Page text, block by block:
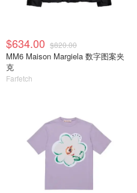
$634.00 $820.00
MM6 Maison Margiela 数字图案夹
克
Farfetch